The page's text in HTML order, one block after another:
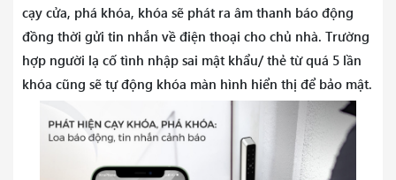
cạy cửa, phá khóa, khóa sẽ phát ra âm thanh báo động
đồng thời gửi tin nhắn về điện thoại cho chủ nhà. Trường
hợp người lạ cố tình nhập sai mật khẩu/ thẻ từ quá 5 lần
khóa cũng sẽ tự động khóa màn hình hiển thị để bảo mật.